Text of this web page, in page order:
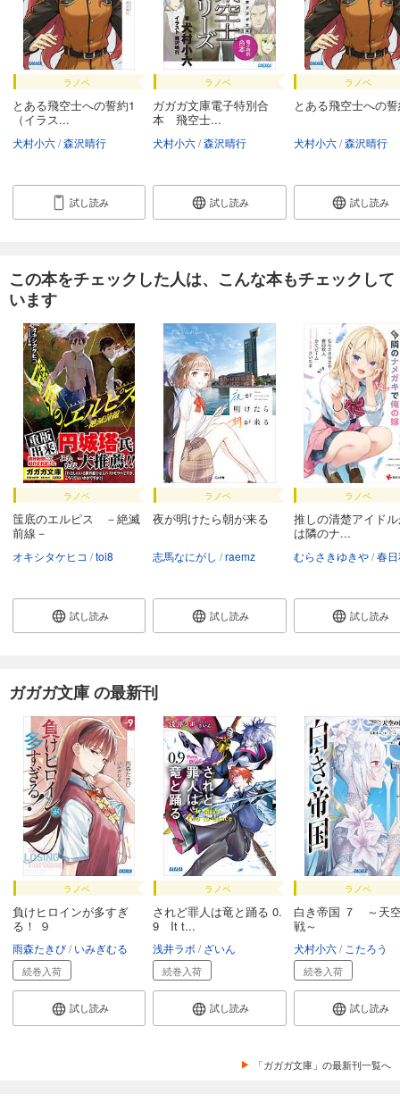
ラノベ
とある飛空士への誓約1
（イラス...
犬村小六 森沢晴行
試し読み
ラノベ
ガガガ文庫電子特別合
本 飛空士...
犬村小六 森沢晴行
試し読み
ラノベ
とある飛空士への
犬村小六 森沢晴行
試し読み
この本をチェックした人は、こんな本もチェックして
います
ラノベ
筺底のエルピス －絶滅
前線－
オキシタケヒコ toi8
試し読み
ラノベ
夜が明けたら朝が来る
志馬なにがし raemz
試し読み
ラノベ
推しの清楚アイド
は隣のナ...
むらさきゆきや 春日
試し読み
ガガガ文庫 の最新刊
ラノベ
負けヒロインが多すぎ
る！ ９
雨森たきび いみぎむる
続巻入荷
試し読み
ラノベ
されど罪人は竜と踊る 0.
9 It t...
浅井ラボ ざいん
続巻入荷
試し読み
ラノベ
白き帝国 ７ ～天
戦～
犬村小六 こたろう
続巻入荷
試し読み
「ガガガ文庫」の最新刊一覧へ